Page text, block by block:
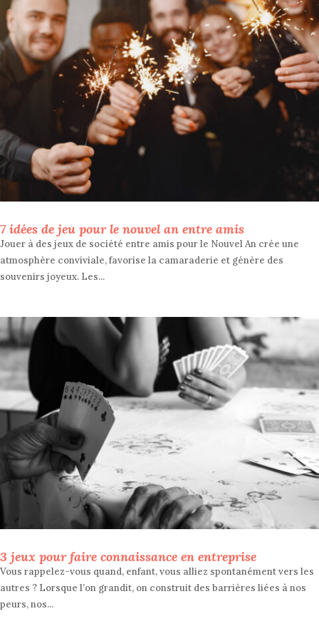
7 idées de jeu pour le nouvel an entre amis
Jouer à des jeux de société entre amis pour le Nouvel An crée une
atmosphère conviviale, favorise la camaraderie et génère des
souvenirs joyeux. Les...
3 jeux pour faire connaissance en entreprise
Vous rappelez-vous quand, enfant, vous alliez spontanément vers les
autres ? Lorsque l’on grandit, on construit des barrières liées à nos
peurs, nos...